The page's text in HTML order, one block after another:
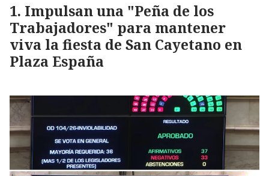
Impulsan una "Peña de los
Trabajadores" para mantener
viva la fiesta de San Cayetano en
Plaza España